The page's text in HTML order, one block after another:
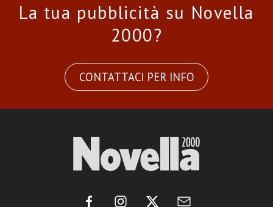
La tua pubblicità su Novella
2000?
CONTATTACI PER INFO